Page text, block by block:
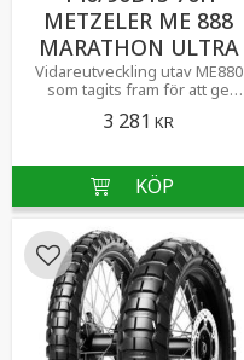
METZELER ME 888
MARATHON ULTRA
Vidareutveckling utav ME880
som tagits fram för att ge
samt bättre våtgrepp.
3 281 KR
Lägg till i favoriter